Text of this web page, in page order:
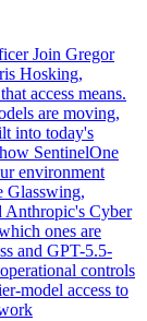
Join Gregor
Hosking,
access means.
are moving,
into today's
SentinelOne
environment
Glasswing,
Anthropic's Cyber
ones are
and GPT-5.5-
controls
model access to